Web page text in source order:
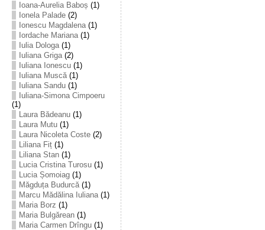
Ioana-Aurelia Baboș (1)
Ionela Palade(2)
Ionescu Magdalena(1)
Iordache Mariana(1)
Iulia Dologa(1)
Iuliana Griga(2)
Iuliana Ionescu(1)
Iuliana Muscă(1)
Iuliana Sandu(1)
Iuliana-Simona Cimpoeru
(1)
Laura Bădeanu(1)
Laura Mutu(1)
Laura Nicoleta Coste(2)
Liliana Fiț(1)
Liliana Stan(1)
Lucia Cristina Turosu(1)
Lucia Șomoiag(1)
Măgduța Budurcă(1)
Marcu Mădălina Iuliana(1)
Maria Borz (1)
Maria Bulgărean(1)
Maria Carmen Drîngu(1)